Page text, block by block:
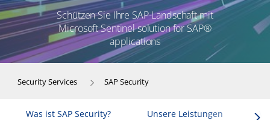
Blog
Schützen Sie Ihre SAP-Landschaft mit
Microsoft Sentinel solution for SAP®
applications
Security Services SAP Security
Was ist SAP Security? Unsere Leistungen